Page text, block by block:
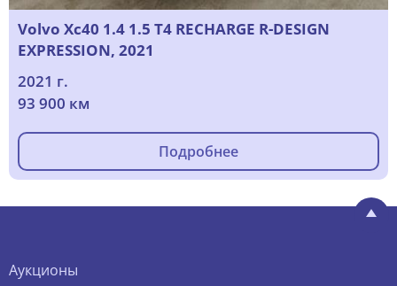
Volvo Xc40 1.4 1.5 T4 RECHARGE R-DESIGN
EXPRESSION, 2021
2021 г.
93 900 км
Подробнее
Аукционы